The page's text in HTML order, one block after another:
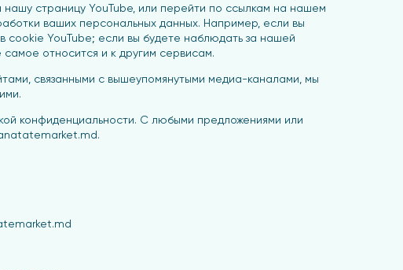
страницу YouTube, или перейти по ссылкам на нашем
ваших персональных данных. Например, если вы
cookie YouTube; если вы будете наблюдать за нашей
относится и к другим сервисам.
связанными с вышеупомянутыми медиа-каналами, мы
конфиденциальности. С любыми предложениями или